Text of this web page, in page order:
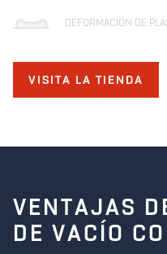
DEFORMACIÓN DE
VISITA LA TIENDA
VENTAJAS
DE VACÍO